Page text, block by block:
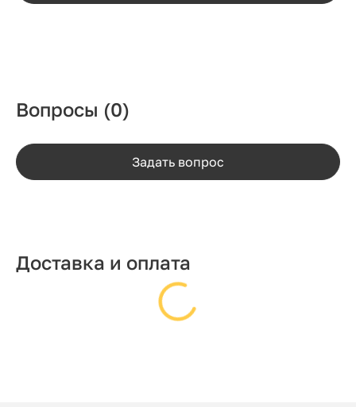
Вопросы (0)
Задать вопрос
Доставка и оплата